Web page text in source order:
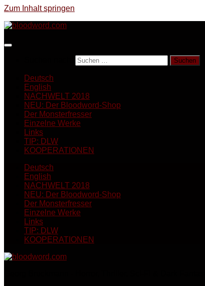
Zum Inhalt springen
Deutsch
English
NACHWELT 2018
NEU: Der Bloodword-Shop
Der Monsterfresser
Einzelne Werke
Links
TIP: DLW
KOOPERATIONEN
Deutsch
English
NACHWELT 2018
NEU: Der Bloodword-Shop
Der Monsterfresser
Einzelne Werke
Links
TIP: DLW
KOOPERATIONEN